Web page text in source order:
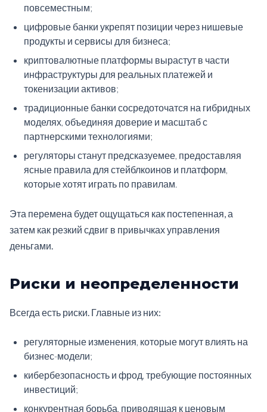
повсеместным;
цифровые банки укрепят позиции через нишевые
продукты и сервисы для бизнеса;
криптовалютные платформы вырастут в части
инфраструктуры для реальных платежей и
токенизации активов;
традиционные банки сосредоточатся на гибридных
моделях, объединяя доверие и масштаб с
партнерскими технологиями;
регуляторы станут предсказуемее, предоставляя
ясные правила для стейблкоинов и платформ,
которые хотят играть по правилам.
Эта перемена будет ощущаться как постепенная, а
затем как резкий сдвиг в привычках управления
деньгами.
Риски и неопределенности
Всегда есть риски. Главные из них:
регуляторные изменения, которые могут влиять на
бизнес-модели;
кибербезопасность и фрод, требующие постоянных
инвестиций;
конкурентная борьба, приводящая к ценовым